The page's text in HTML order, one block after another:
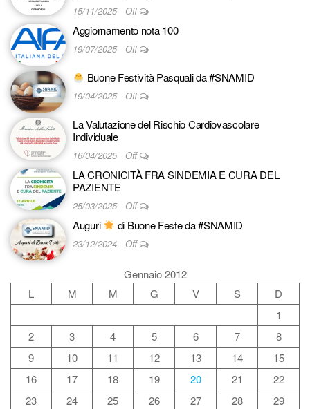
15/11/2025 Off
Aggiornamento nota 100
19/07/2025 Off
Buone Festività Pasquali da #SNAMID
19/04/2025 Off
La Valutazione del Rischio Cardiovascolare
Individuale
16/04/2025 Off
LA CRONICITÀ FRA SINDEMIA E CURA DEL
PAZIENTE
25/03/2025 Off
Auguri di Buone Feste da #SNAMID
23/12/2024 Off
Gennaio 2012
L
M M G V S
D
1
2
3 4 5 6 7
8
9
10 11 12 13 14
15
16
17 18 19 20 21
22
23
24 25 26 27 28
29